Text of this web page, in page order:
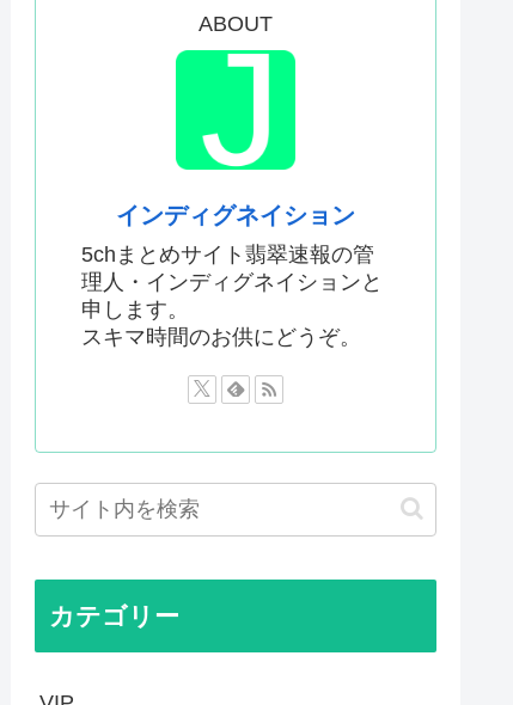
どう暮らしてるの？この人...
だったwww
のに未だにどこのメディアも...
万部割れwww
てきた八百屋で一目惚れした...
いてる時の高市早苗の顔ww...
週刊少年ジャンプ」、発...
謎の漫画www
…」 日本の普通のテレビ番...
杯開催都市と結んだ約束...
ら
ばれるのは企業が根...
ABOUT
インディグネイション
5chまとめサイト翡翠速報の管
理人・インディグネイションと
申します。
スキマ時間のお供にどうぞ。
カテゴリー